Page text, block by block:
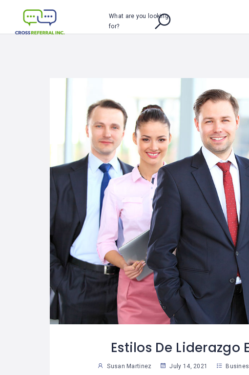
What are you looking
for?
Estilos De Liderazgo
Susan Martinez July 14, 2021
Una Meta?
07
29
Cómo Desarrollar
La Autodisciplina
Susan Martinez
Por
La
Susan Martinez